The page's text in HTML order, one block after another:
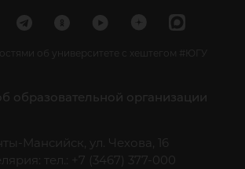
об университете с хештегом #ЮГУ
образовательной организации
Мансийск, ул. Чехова, 16
тел.: +7 (3467) 377-000